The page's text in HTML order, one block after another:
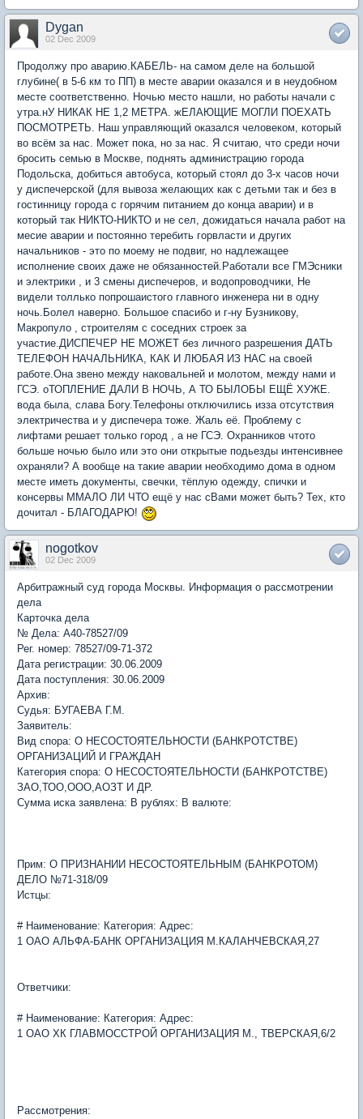
Dygan
02 Dec 2009
Продолжу про аварию.КАБЕЛЬ- на самом деле на большой
глубине( в 5-6 км то ПП) в месте аварии оказался и в неудобном
месте соответственно. Ночью место нашли, но работы начали с
утра.нУ НИКАК НЕ 1,2 МЕТРА. жЕЛАЮЩИЕ МОГЛИ ПОЕХАТЬ
ПОСМОТРЕТЬ. Наш управляющий оказался человеком, который
во всём за нас. Может пока, но за нас. Я считаю, что среди ночи
бросить семью в Москве, поднять администрацию города
Подольска, добиться автобуса, который стоял до 3-х часов ночи
у диспечерской (для вывоза желающих как с детьми так и без в
гостинницу города с горячим питанием до конца аварии) и в
который так НИКТО-НИКТО и не сел, дожидаться начала работ на
месие аварии и постоянно теребить горвласти и других
начальников - это по моему не подвиг, но надлежащее
исполнение своих даже не обязанностей.Работали все ГМЭсники
и электрики , и 3 смены диспечеров, и водопроводчики, Не
видели толлько попрошаистого главного инженера ни в одну
ночь.Болел наверно. Большое спасибо и г-ну Бузникову,
Макропуло , строителям с соседних строек за
участие.ДИСПЕЧЕР НЕ МОЖЕТ без личного разрешения ДАТЬ
ТЕЛЕФОН НАЧАЛЬНИКА, КАК И ЛЮБАЯ ИЗ НАС на своей
работе.Она звено между наковальней и молотом, между нами и
ГСЭ. оТОПЛЕНИЕ ДАЛИ В НОЧЬ, А ТО БЫЛОБЫ ЕЩЁ ХУЖЕ.
вода была, слава Богу.Телефоны отключились изза отсутствия
электричества и у диспечера тоже. Жаль её. Проблему с
лифтами решает только город , а не ГСЭ. Охранников чтото
больше ночью было или это они открытые подьезды интенсивнее
охраняли? А вообще на такие аварии необходимо дома в одном
месте иметь документы, свечки, тёплую одежду, спички и
консервы ММАЛО ЛИ ЧТО ещё у нас сВами может быть? Тех, кто
дочитал - БЛАГОДАРЮ!
nogotkov
02 Dec 2009
Арбитражный суд города Москвы. Информация о рассмотрении
дела
Карточка дела
№ Дела: А40-78527/09
Рег. номер: 78527/09-71-372
Дата регистрации: 30.06.2009
Дата поступления: 30.06.2009
Архив:
Судья: БУГАЕВА Г.М.
Заявитель:
Вид спора: О НЕСОСТОЯТЕЛЬНОСТИ (БАНКРОТСТВЕ)
ОРГАНИЗАЦИЙ И ГРАЖДАН
Категория спора: О НЕСОСТОЯТЕЛЬНОСТИ (БАНКРОТСТВЕ)
ЗАО,ТОО,ООО,АОЗТ И ДР.
Сумма иска заявлена: В рублях: В валюте:
Прим: О ПРИЗНАНИИ НЕСОСТОЯТЕЛЬНЫМ (БАНКРОТОМ)
ДЕЛО №71-318/09
Истцы:
# Наименование: Категория: Адрес:
1 ОАО АЛЬФА-БАНК ОРГАНИЗАЦИЯ М.КАЛАНЧЕВСКАЯ,27
Ответчики:
# Наименование: Категория: Адрес:
1 ОАО ХК ГЛАВМОССТРОЙ ОРГАНИЗАЦИЯ М., ТВЕРСКАЯ,6/2
Рассмотрения: